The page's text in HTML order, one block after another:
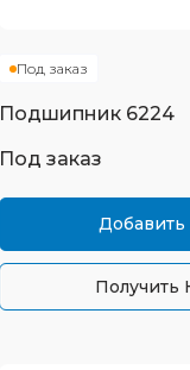
Под заказ
Подшипник 6224
Под заказ
Добавить
Получить